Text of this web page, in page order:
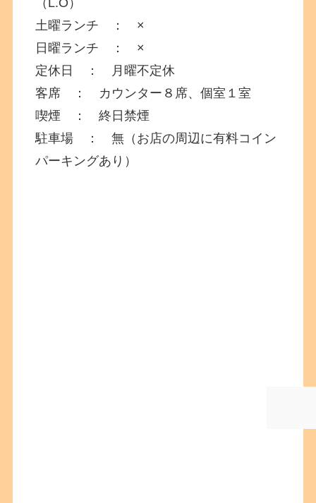
（L.O）
土曜ランチ ： ×
日曜ランチ ： ×
定休日 ： 月曜不定休
客席 ： カウンター８席、個室１室
喫煙 ： 終日禁煙
駐車場 ： 無（お店の周辺に有料コイン
パーキングあり）